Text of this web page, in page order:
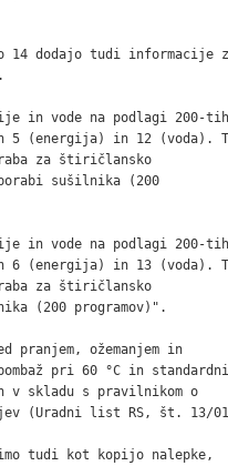
14 dodajo tudi informacije
in vode na podlagi 200-tih
5 (energija) in 12 (voda).
za štiričlansko
sušilnika (200
in vode na podlagi 200-tih
6 (energija) in 13 (voda).
za štiričlansko
(200 programov)".
pranjem, ožemanjem in
pri 60 °C in standardni
v skladu s pravilnikom o
(Uradni list RS, št. 13/
tudi kot kopijo nalepke,